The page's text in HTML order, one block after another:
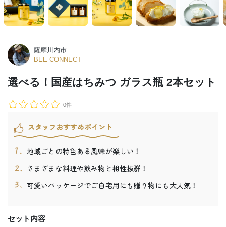
薩摩川内市
BEE CONNECT
選べる！国産はちみつ ガラス瓶 2本セット
0件
スタッフおすすめポイント
地域ごとの特色ある風味が楽しい！
さまざまな料理や飲み物と相性抜群！
可愛いパッケージでご自宅用にも贈り物にも大人気！
セット内容